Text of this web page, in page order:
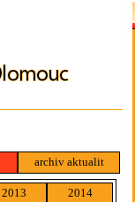
archiv aktualit
2013
2014